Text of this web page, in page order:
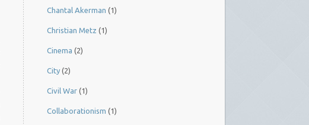
Chantal Akerman (1)
Christian Metz (1)
Cinema (2)
City (2)
Civil War (1)
Collaborationism (1)